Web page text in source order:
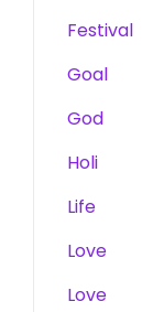
Festival
Goal
God
Holi
Life
Love
Love